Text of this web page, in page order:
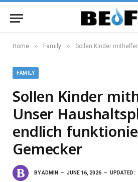
Home » Family » Sollen Kinder mithelfen? Unser
FAMILY
Sollen Kinder
Unser
endlich
Gemecker
BYADMIN JUNE 16, 2026 UPDATED: